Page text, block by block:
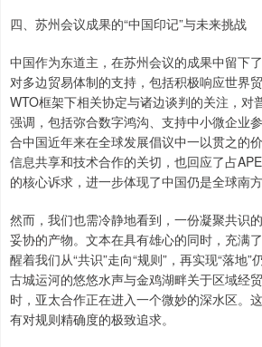
四、苏州会议成果的“中国印记”与未来挑战
中国作为东道主，在苏州会议的成果中留下
对多边贸易体制的支持，包括积极响应世界
WTO框架下相关协定与诸边谈判的关注，对
强调，包括弥合数字鸿沟、支持中小微企业
合中国近年来在全球发展倡议中一以贯之的
信息共享和技术合作的关切，也回应了占
的核心诉求，进一步体现了中国仍是全球南
然而，我们也需冷静地看到，一份凝聚共识
妥协的产物。文本在具有雄心的同时，充满
醒着我们从“共识”走向“规则”，再实现“落地
古城运河的悠悠水声与金鸡湖畔关于区域经
时，亚太合作正在进入一个微妙的深水区。
有对规则精确度的极致追求。